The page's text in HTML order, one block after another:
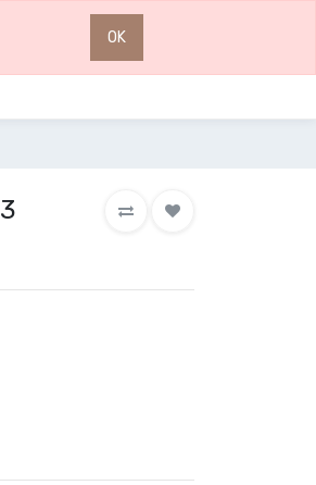
OK
0